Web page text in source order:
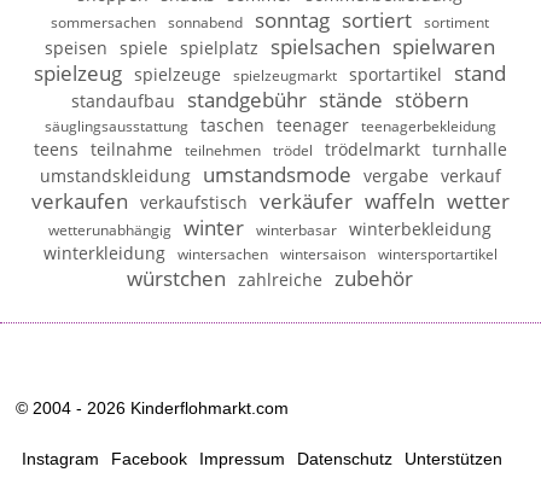
sommersachen sonnabend sonntag sortiert sortiment
speisen spiele spielplatz spielsachen spielwaren
spielzeug spielzeuge spielzeugmarkt sportartikel stand
standaufbau standgebühr stände stöbern
säuglingsausstattung taschen teenager teenagerbekleidung
teens teilnahme teilnehmen trödel trödelmarkt turnhalle
umstandskleidung umstandsmode vergabe verkauf
verkaufen verkaufstisch verkäufer waffeln wetter
wetterunabhängig winter winterbasar
winterbekleidung
winterkleidung
wintersachen wintersaison wintersportartikel
würstchen zahlreiche zubehör
© 2004 - 2026 Kinderflohmarkt.com
Instagram Facebook Impressum Datenschutz Unterstützen